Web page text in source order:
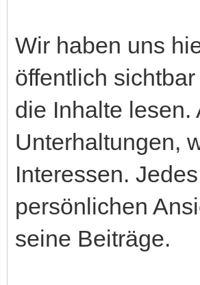
Wir haben uns
öffentlich
die Inhalte
Unterhaltungen,
Interessen.
persönlichen
seine Beiträge.